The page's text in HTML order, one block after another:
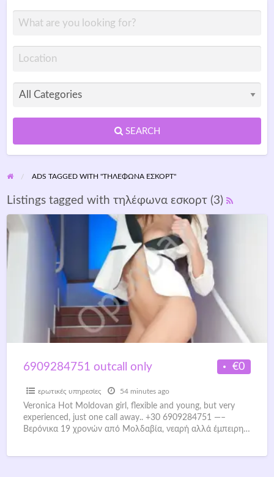
SEARCH
ADS TAGGED WITH "ΤΗΛΈΦΩΝΑ ΕΣΚΟΡΤ"
Listings tagged with τηλέφωνα εσκορτ (3)
€0
6909284751 outcall only
ερωτικές υπηρεσίες 54 minutes ago
Veronica Hot Moldovan girl, flexible and young, but very
experienced, just one call away.. +30 6909284751 —–
Βερόνικα 19 χρονών από Μολδαβία, νεαρή αλλά έμπειρη…